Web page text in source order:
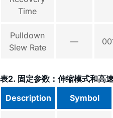
Time
Pulldown
Slew Rate
—
表2. 固定参数：伸缩模式和高
Description
Symbol